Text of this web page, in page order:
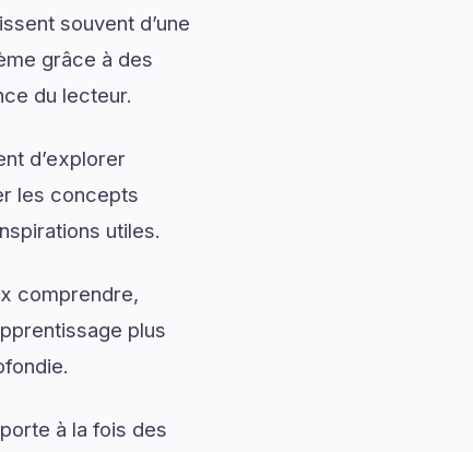
souvent d’une
grâce à des
du lecteur.
d’explorer
les concepts
utiles.
comprendre,
plus
à la fois des